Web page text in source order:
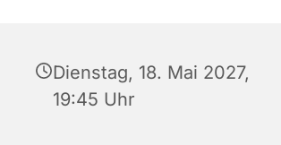
Dienstag, 18. Mai 2027,
19:45 Uhr